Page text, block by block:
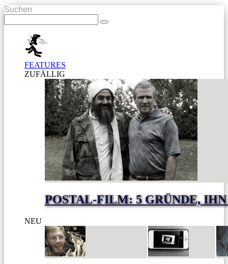
Suchen
FEATURES
ZUFÄLLIG
POSTAL-FILM: 5 GRÜNDE,
NEU